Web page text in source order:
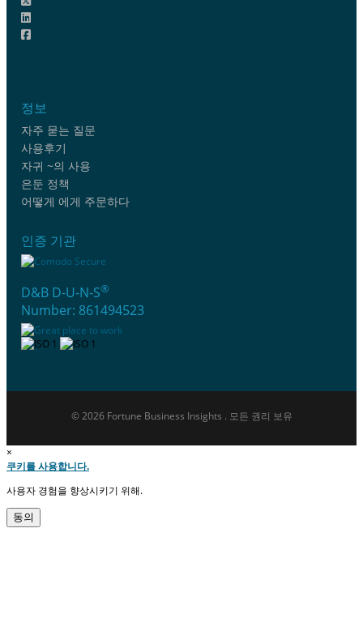
정보
자주 묻는 질문
사용후기
자귀 ~의 사용
은둔 정책
어떻게 에게 주문하다
인증 기관
D&B D-U-N-S®
Number: 861494523
© 2026 Fortune Business Insights . 모든 권리 보유
×
쿠키를 사용합니다.
사용자 경험을 향상시키기 위해.
동의